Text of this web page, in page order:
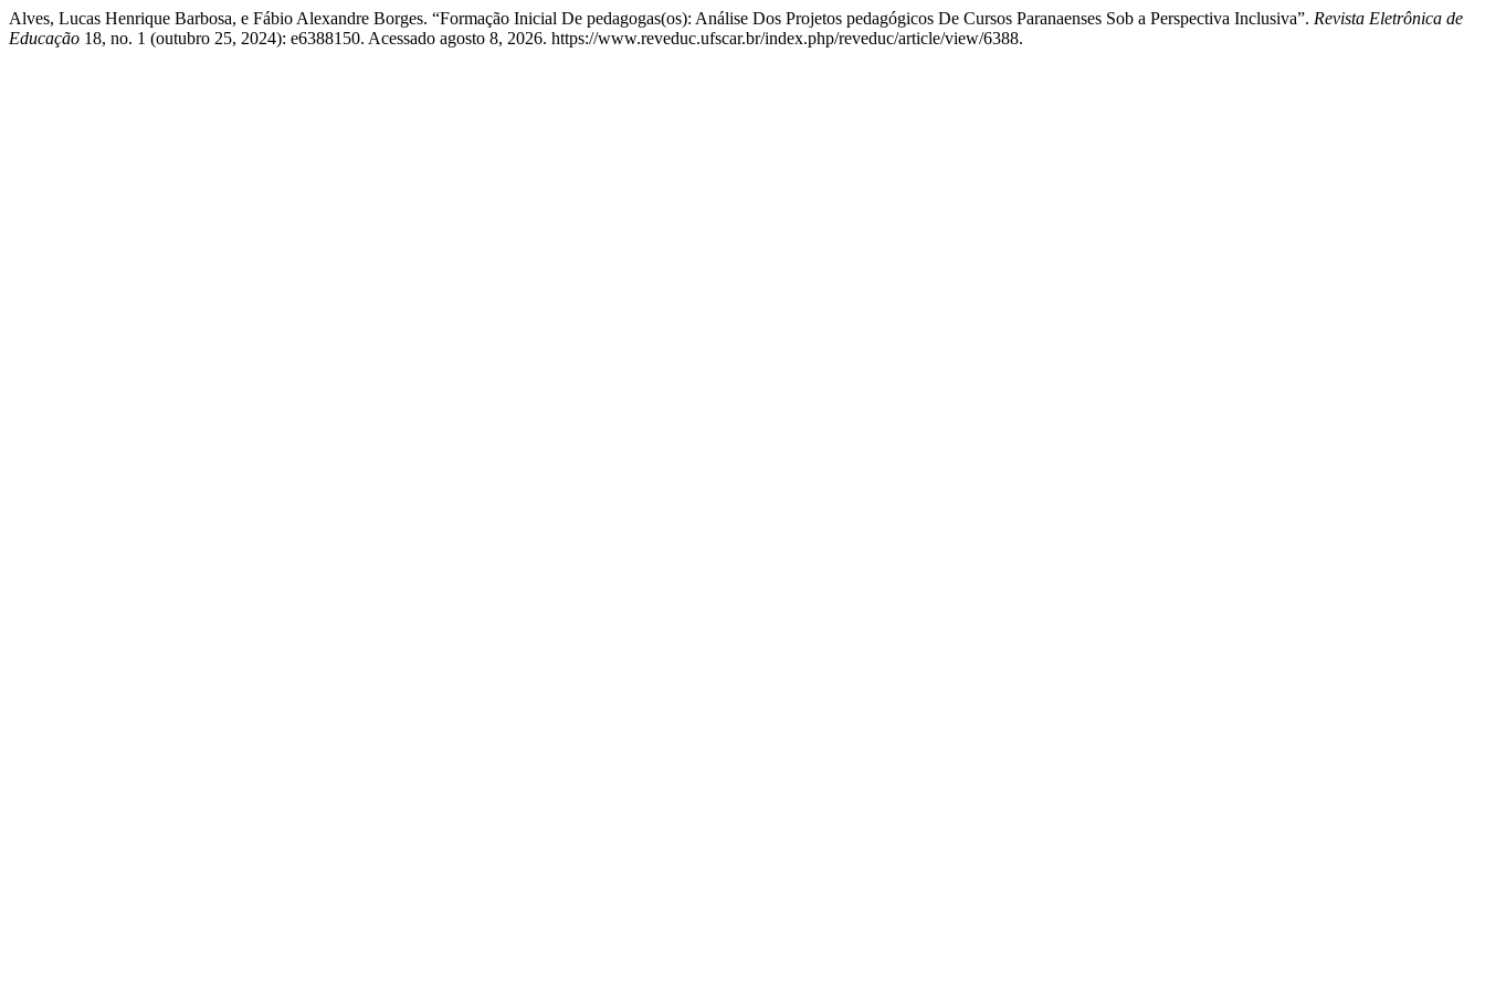
Alves, Lucas Henrique Barbosa, e Fábio Alexandre Borges. “Formação Inicial De pedagogas(os): Análise Dos Projetos pedagógicos De Cursos Paranaenses Sob a Perspectiva Inclusiva”. Revista Eletrônica de
Educação 18, no. 1 (outubro 25, 2024): e6388150. Acessado agosto 8, 2026. https://www.reveduc.ufscar.br/index.php/reveduc/article/view/6388.